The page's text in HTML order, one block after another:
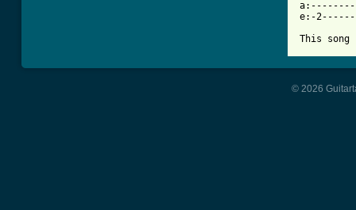
e:-
This
© 2026